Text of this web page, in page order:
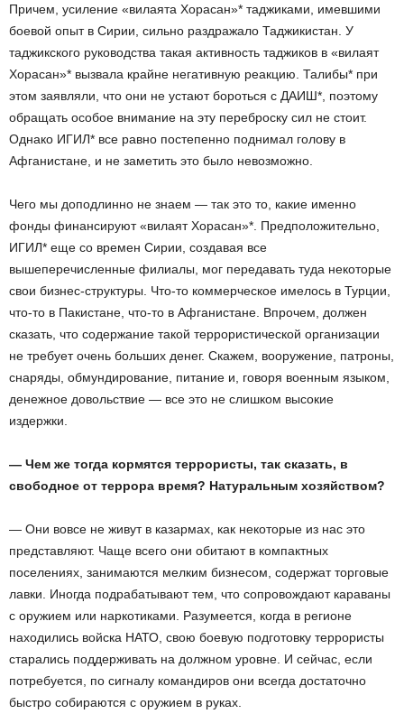
Причем, усиление «вилаята Хорасан»* таджиками, имевшими
боевой опыт в Сирии, сильно раздражало Таджикистан. У
таджикского руководства такая активность таджиков в «вилаят
Хорасан»* вызвала крайне негативную реакцию. Талибы* при
этом заявляли, что они не устают бороться с ДАИШ*, поэтому
обращать особое внимание на эту переброску сил не стоит.
Однако ИГИЛ* все равно постепенно поднимал голову в
Афганистане, и не заметить это было невозможно.
Чего мы доподлинно не знаем — так это то, какие именно
фонды финансируют «вилаят Хорасан»*. Предположительно,
ИГИЛ* еще со времен Сирии, создавая все
вышеперечисленные филиалы, мог передавать туда некоторые
свои бизнес-структуры. Что-то коммерческое имелось в Турции,
что-то в Пакистане, что-то в Афганистане. Впрочем, должен
сказать, что содержание такой террористической организации
не требует очень больших денег. Скажем, вооружение, патроны,
снаряды, обмундирование, питание и, говоря военным языком,
денежное довольствие — все это не слишком высокие
издержки.
— Чем же тогда кормятся террористы, так сказать, в
свободное от террора время? Натуральным хозяйством?
— Они вовсе не живут в казармах, как некоторые из нас это
представляют. Чаще всего они обитают в компактных
поселениях, занимаются мелким бизнесом, содержат торговые
лавки. Иногда подрабатывают тем, что сопровождают караваны
с оружием или наркотиками. Разумеется, когда в регионе
находились войска НАТО, свою боевую подготовку террористы
старались поддерживать на должном уровне. И сейчас, если
потребуется, по сигналу командиров они всегда достаточно
быстро собираются с оружием в руках.